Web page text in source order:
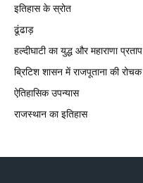
इतिहास के स्रोत
ढूंढाड़
हल्दीघाटी का युद्ध और महाराणा प्रताप
ब्रिटिश शासन में राजपूताना की
ऐतिहासिक उपन्यास
राजस्थान का इतिहास